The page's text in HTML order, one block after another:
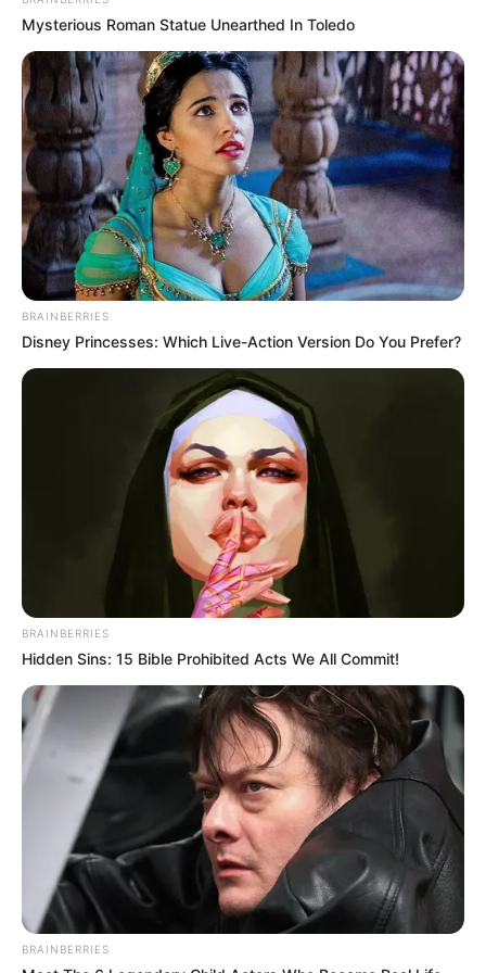
και ο δήμαρχος Διρφύων Μεσσαπίων, Γιώργος
το drone του Δήμου, προκειμένου η εναέρια
έρευνα να συμβάλει στον ταχύτερο εντοπισμό
των αγνοουμένων.
Οι έρευνες συνεχίζονται εντατικά σε μια
περιοχή με ιδιαίτερα δύσκολη μορφολογία.
Δείτε παρακάτω στον χάρτη, το σημείο όπου
γίνονται οι έρευνες.
Mysterious Roman Statue Unearthed In Toledo
BRAINBERRIES
Disney Princesses: Which Live-Action Version Do You Prefer?
BRAINBERRIES
Hidden Sins: 15 Bible Prohibited Acts We All Commit!
BRAINBERRIES